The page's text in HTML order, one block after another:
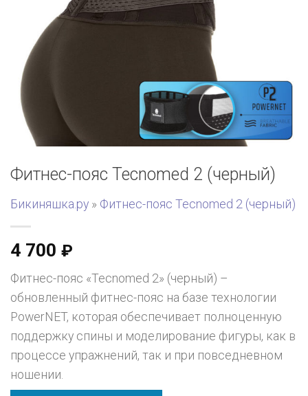
Фитнес-пояс Tecnomed 2 (черный)
Бикиняшка.ру » Фитнес-пояс Tecnomed 2 (черный)
4 700 ₽
Фитнес-пояс «Tecnomed 2» (черный) –
обновленный фитнес-пояс на базе технологии
PowerNET, которая обеспечивает полноценную
поддержку спины и моделирование фигуры, как в
процессе упражнений, так и при повседневном
ношении.